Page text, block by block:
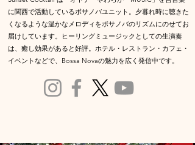
に関西で活動しているボサノバユニット。夕暮れ時に聴きた
くなるような温かなメロディをボサノバのリズムにのせてお
届けしています。ヒーリングミュージックとしての生演奏
は、癒し効果があると好評。ホテル・レストラン・カフェ・
イベントなどで、Bossa Novaの魅力を広く発信中です。